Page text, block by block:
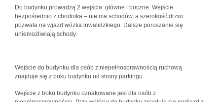
Do budynku prowadzą 2 wejścia: główne i boczne. Wejście
bezpośrednio z chodnika – nie ma schodów, a szerokość drzwi
pozwala na wjazd wózka inwalidzkiego. Dalsze poruszanie się
uniemożliwiają schody.
Wejście do budynku dla osób z niepełnosprawnością ruchową
znajduje się z boku budynku od strony parkingu.
Wejście z boku budynku oznakowane jest dla osób z